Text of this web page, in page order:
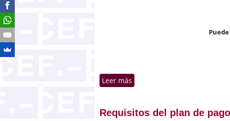
Leer más
Requisitos del plan de